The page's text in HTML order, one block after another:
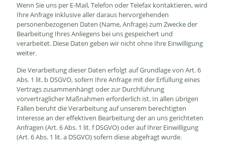
Wenn Sie uns per E-Mail, Telefon oder Telefax kontaktieren, wird
Ihre Anfrage inklusive aller daraus hervorgehenden
personenbezogenen Daten (Name, Anfrage) zum Zwecke der
Bearbeitung Ihres Anliegens bei uns gespeichert und
verarbeitet. Diese Daten geben wir nicht ohne Ihre Einwilligung
weiter.
Die Verarbeitung dieser Daten erfolgt auf Grundlage von Art. 6
Abs. 1 lit. b DSGVO, sofern Ihre Anfrage mit der Erfüllung eines
Vertrags zusammenhängt oder zur Durchführung
vorvertraglicher Maßnahmen erforderlich ist. In allen übrigen
Fällen beruht die Verarbeitung auf unserem berechtigten
Interesse an der effektiven Bearbeitung der an uns gerichteten
Anfragen (Art. 6 Abs. 1 lit. f DSGVO) oder auf Ihrer Einwilligung
(Art. 6 Abs. 1 lit. a DSGVO) sofern diese abgefragt wurde.